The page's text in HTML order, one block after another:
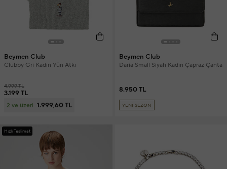
Beymen Club
Clubby Gri Kadın Yün Atkı
4.999 TL
3.199 TL
2 ve üzeri 1.999,60 TL
Beymen Club
Daria Small Siyah Kadın Çapraz Çanta
8.950 TL
YENİ SEZON
Hızlı Teslimat